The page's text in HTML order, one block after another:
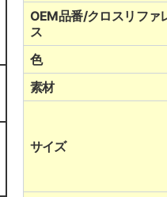
OEM品番/クロスリファ
ス
色
素材
サイズ